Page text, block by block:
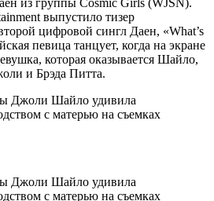
выпустило тизер
цифровой сингл Даен, «What’s
певица танцует, когда на экране
которая оказывается Шайло,
и Брэда Питта.